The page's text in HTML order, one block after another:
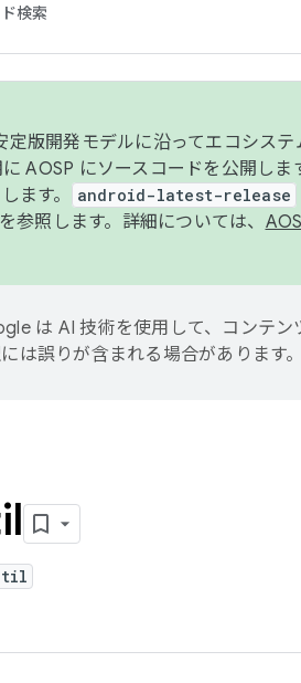
検索
版開発モデルに沿ってエコシス
AOSP にソースコードを公開しま
ます。 android-latest-release
参照します。詳細については、
は AI 技術を使用して、コンテン
は誤りが含まれる場合があります。